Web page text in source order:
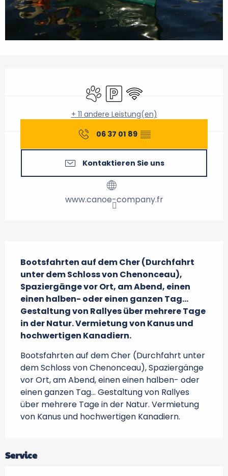
Tiere erlaubt
Parkplatz
Wi-Fi
+ 11 andere Leistung(en)
06 37 01 89 ▒▒
Kontaktieren Sie uns
www.canoe-company.fr
Bootsfahrten auf dem Cher (Durchfahrt
unter dem Schloss von Chenonceau),
Spaziergänge vor Ort, am Abend, einen
einen halben- oder einen ganzen Tag…
Gestaltung von Rallyes über mehrere Tage
in der Natur. Vermietung von Kanus und
hochwertigen Kanadiern.
Bootsfahrten auf dem Cher (Durchfahrt unter
dem Schloss von Chenonceau), Spaziergänge
vor Ort, am Abend, einen einen halben- oder
einen ganzen Tag… Gestaltung von Rallyes
über mehrere Tage in der Natur. Vermietung
von Kanus und hochwertigen Kanadiern.
Service